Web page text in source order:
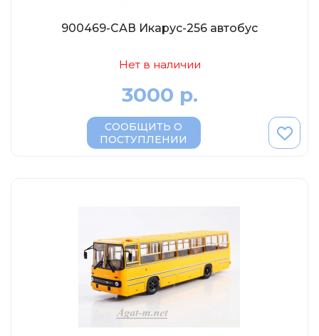
900469-САВ Икарус-256 автобус
Нет в наличии
3000 р.
СООБЩИТЬ О
ПОСТУПЛЕНИИ